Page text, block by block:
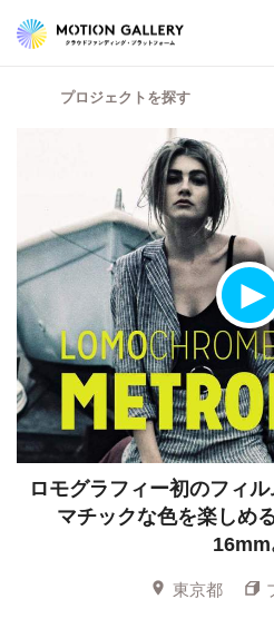
プロジェクトを探す
ロモグラフィー初のフィル
マチックな色を楽しめる
16mm
東京都